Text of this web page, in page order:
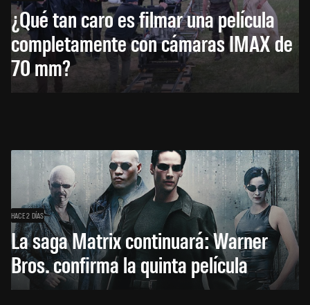
¿Qué tan caro es filmar una película
completamente con cámaras IMAX de
70 mm?
HACE 2 DÍAS
La saga Matrix continuará: Warner
Bros. confirma la quinta película